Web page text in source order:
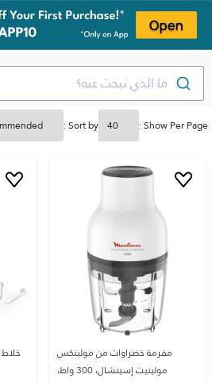
ما الذي تبحث عنه؟
Show Per Page :
Sort by :
مفرمة خضراوات من مولينكس
مولينيت إسينشال، 300 واط،